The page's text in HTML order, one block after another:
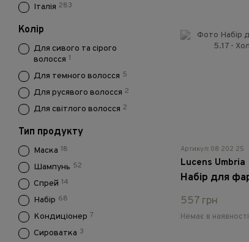
Артикул: 08 202 25
Lucens Umbria
557 грн
Немає в наявності
Італія 283
Колір
Для сивого та сірого
волосся 1
Для темного волосся 5
Для русявого волосся 2
Для світлого волосся 2
Тип продукту
Маска 18
Шампунь 52
Спрей 14
Набір 68
Кондиціонер 7
Сироватка 3